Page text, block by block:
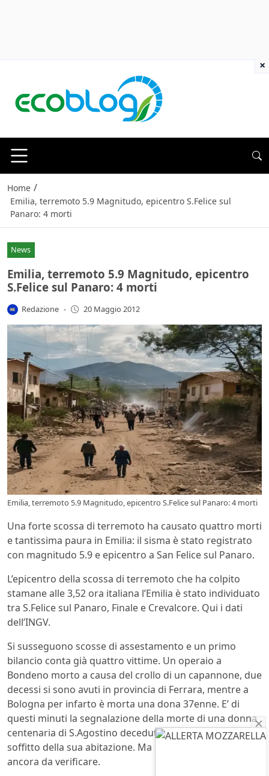
Home /
Emilia, terremoto 5.9 Magnitudo, epicentro S.Felice sul
Panaro: 4 morti
News
Emilia, terremoto 5.9 Magnitudo, epicentro
S.Felice sul Panaro: 4 morti
Redazione - 20 Maggio 2012
Emilia, terremoto 5.9 Magnitudo, epicentro S.Felice sul Panaro: 4 morti
Una forte scossa di terremoto ha causato quattro morti
e tantissima paura in Emilia: il sisma è stato registrato
con magnitudo 5.9 e epicentro a San Felice sul Panaro.
L’epicentro della scossa di terremoto che ha colpito
stamane alle 3,52 ora italiana l’Emilia è stato individuato
tra S.Felice sul Panaro, Finale e Crevalcore. Qui i dati
dell’INGV.
Si susseguono scosse di assestamento e un primo
bilancio conta già quattro vittime. Un operaio a
Bondeno morto a causa del crollo di un capannone, due
decessi si sono avuti in provincia di Ferrara, mentre a
Bologna per infarto è morta una dona 37enne. E’ di
questi minuti la segnalazione della morte di una donna
centenaria di S.Agostino deceduta a causa del crollo del
soffitto della sua abitazione. Ma sono tutte notizie
ancora da verificare.
×